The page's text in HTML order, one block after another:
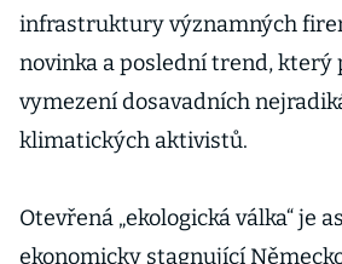
infrastruktury významných
novinka a poslední trend, který
vymezení dosavadních
klimatických aktivistů.
Otevřená „ekologická válka“ je
ekonomicky stagnující